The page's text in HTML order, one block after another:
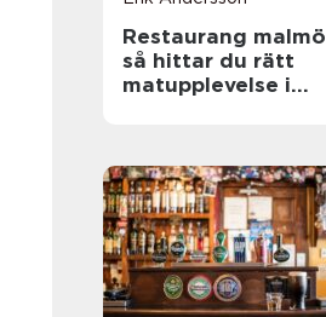
Restaurang malmö
så hittar du rätt
matupplevelse i